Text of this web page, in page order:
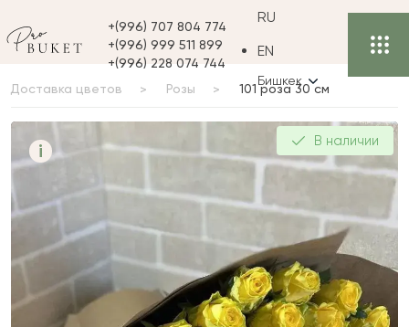
+(996) 707 804 774
+(996) 999 511 899
+(996) 228 074 744
RU
EN
Бишкек
Доставка цветов Розы 101 роза 30 см
i 101 роза 30 см В наличии